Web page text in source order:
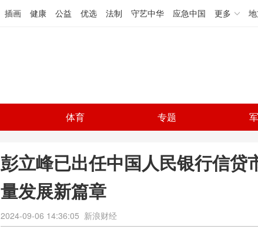
插画 健康 公益 优选 法制 守艺中华 应急中国 更多
体育 专题
彭立峰已出任中国人民银行信贷
量发展新篇章
2024-09-06 14:36:05 新浪财经